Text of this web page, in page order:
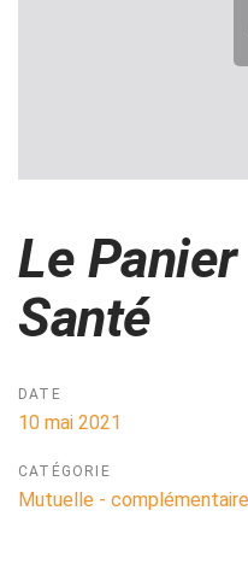
Le Panier
Santé
DATE
10 mai 2021
CATÉGORIE
Mutuelle -